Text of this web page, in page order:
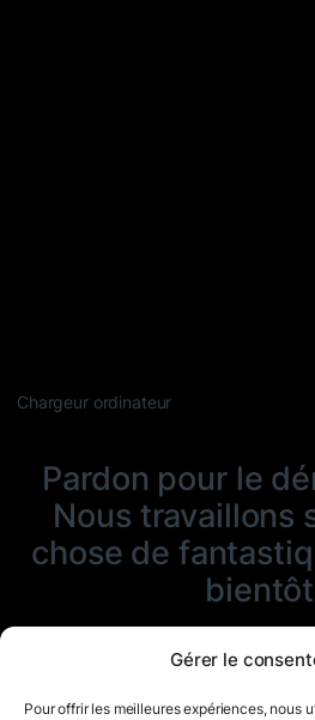
Gérer le
Pour offrir les meilleures expériences, nous
Chargeur ordinateur
Pardon pour le
Nous travaillons
chose de